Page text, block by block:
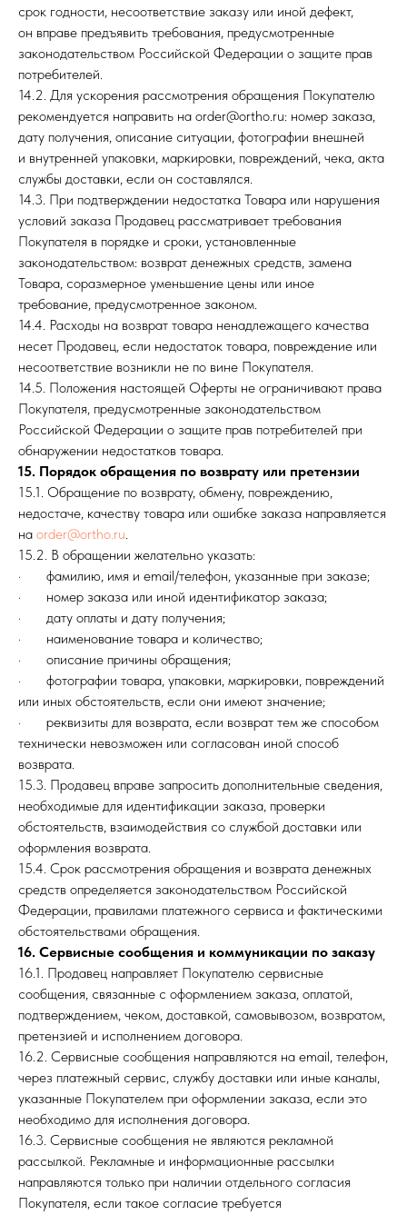
срок годности, несоответствие заказу или иной дефект,
он вправе предъявить требования, предусмотренные
законодательством Российской Федерации о защите прав
потребителей.
14.2. Для ускорения рассмотрения обращения Покупателю
рекомендуется направить на order@ortho.ru: номер заказа,
дату получения, описание ситуации, фотографии внешней
и внутренней упаковки, маркировки, повреждений, чека, акта
службы доставки, если он составлялся.
14.3. При подтверждении недостатка Товара или нарушения
условий заказа Продавец рассматривает требования
Покупателя в порядке и сроки, установленные
законодательством: возврат денежных средств, замена
Товара, соразмерное уменьшение цены или иное
требование, предусмотренное законом.
14.4. Расходы на возврат товара ненадлежащего качества
несет Продавец, если недостаток товара, повреждение или
несоответствие возникли не по вине Покупателя.
14.5. Положения настоящей Оферты не ограничивают права
Покупателя, предусмотренные законодательством
Российской Федерации о защите прав потребителей при
обнаружении недостатков товара.
15. Порядок обращения по возврату или претензии
15.1. Обращение по возврату, обмену, повреждению,
недостаче, качеству товара или ошибке заказа направляется
на order@ortho.ru.
15.2. В обращении желательно указать:
· фамилию, имя и email/телефон, указанные при заказе;
· номер заказа или иной идентификатор заказа;
· дату оплаты и дату получения;
· наименование товара и количество;
· описание причины обращения;
· фотографии товара, упаковки, маркировки, повреждений
или иных обстоятельств, если они имеют значение;
· реквизиты для возврата, если возврат тем же способом
технически невозможен или согласован иной способ
возврата.
15.3. Продавец вправе запросить дополнительные сведения,
необходимые для идентификации заказа, проверки
обстоятельств, взаимодействия со службой доставки или
оформления возврата.
15.4. Срок рассмотрения обращения и возврата денежных
средств определяется законодательством Российской
Федерации, правилами платежного сервиса и фактическими
обстоятельствами обращения.
16. Сервисные сообщения и коммуникации по заказу
16.1. Продавец направляет Покупателю сервисные
сообщения, связанные с оформлением заказа, оплатой,
подтверждением, чеком, доставкой, самовывозом, возвратом,
претензией и исполнением договора.
16.2. Сервисные сообщения направляются на email, телефон,
через платежный сервис, службу доставки или иные каналы,
указанные Покупателем при оформлении заказа, если это
необходимо для исполнения договора.
16.3. Сервисные сообщения не являются рекламной
рассылкой. Рекламные и информационные рассылки
направляются только при наличии отдельного согласия
Покупателя, если такое согласие требуется